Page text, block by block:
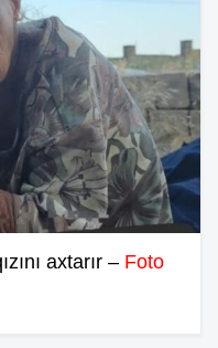
axtarır – Foto